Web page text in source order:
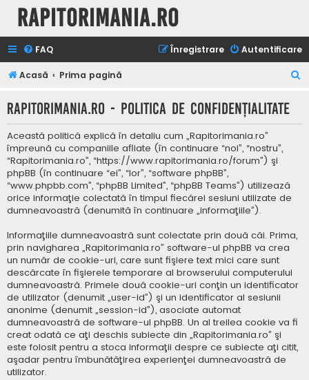
Rapitorimania.ro
FAQ Autentificare
Înregistrare
Acasă Prima pagină
t
Rapitorimania.ro - Politica de confidenţialitate
Această politică explică în detaliu cum „Rapitorimania.ro”
împreună cu companiile afliate (în continuare “noi”, “nostru”,
“Rapitorimania.ro”, “https://www.rapitorimania.ro/forum”) şi
phpBB (în continuare “ei”, “lor”, “software phpBB”,
“www.phpbb.com”, “phpBB Limited”, “phpBB Teams”) utilizează
orice informaţie colectată în timpul fiecărei sesiuni utilizate de
dumneavoastră (denumită în continuare „informaţiile”).
Informaţiile dumneavoastră sunt colectate prin două căi. Prima,
prin navigharea „Rapitorimania.ro” software-ul phpBB va crea
un număr de cookie-uri, care sunt fişiere text mici care sunt
descărcate în fişierele temporare al browserului computerului
dumneavoastră. Primele două cookie-uri conţin un identificator
de utilizator (denumit „user-id”) şi un identificator al sesiunii
anonime (denumit „session-id”), asociate automat
dumneavoastră de software-ul phpBB. Un al treilea cookie va fi
creat odată ce aţi deschis subiecte din „Rapitorimania.ro” şi
este folosit pentru a stoca informaţii despre ce subiecte aţi citit,
aşadar pentru îmbunătăţirea experienţei dumneavoastră de
utilizator.